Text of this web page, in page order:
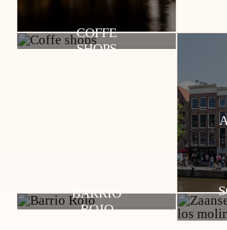
COFFE
SHOPS
BARRIO
ROJO